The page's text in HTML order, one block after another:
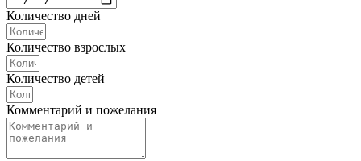
Количество дней
Количество взрослых
Количество детей
Комментарий и пожелания